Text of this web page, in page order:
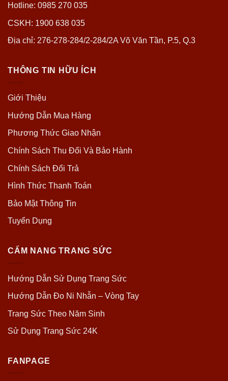
Hotline: 0985 270 035
CSKH: 1900 638 035
Địa chỉ: 276-278-284/2-284/2A Võ Văn Tần, P.5, Q.3
THÔNG TIN HỮU ÍCH
Giới Thiệu
Hướng Dẫn Mua Hàng
Phương Thức Giao Nhận
Chính Sách Thu Đổi Và Bảo Hành
Chính Sách Đổi Trả
Hình Thức Thanh Toán
Bảo Mật Thông Tin
Tuyển Dụng
CẨM NANG TRANG SỨC
Hướng Dẫn Sử Dụng Trang Sức
Hướng Dẫn Đo Ni Nhẫn – Vòng Tay
Trang Sức Theo Năm Sinh
Sử Dụng Trang Sức 24K
FANPAGE